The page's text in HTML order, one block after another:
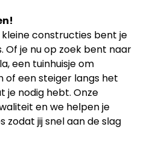
constructies bent je
Of je nu op zoek bent naar
een tuinhuisje om
of een steiger langs het
je nodig hebt. Onze
en we helpen je
zodat jij snel aan de slag